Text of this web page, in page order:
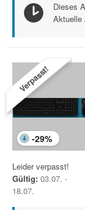
Dieses
Aktuelle
Verpasst!
-29%
Leider verpasst!
Gültig: 03.07. -
18.07.